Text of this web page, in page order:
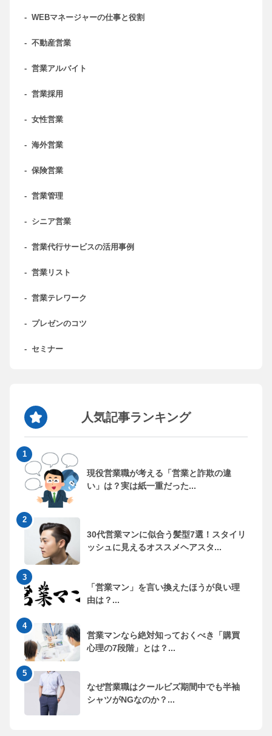
- WEBマネージャーの仕事と役割
- 不動産営業
- 営業アルバイト
- 営業採用
- 女性営業
- 海外営業
- 保険営業
- 営業管理
- シニア営業
- 営業代行サービスの活用事例
- 営業リスト
- 営業テレワーク
- プレゼンのコツ
- セミナー
人気記事ランキング
現役営業職が考える「営業と詐欺の違
い」は？実は紙一重だった...
30代営業マンに似合う髪型7選！スタイリ
ッシュに見えるオススメヘアスタ...
「営業マン」を言い換えたほうが良い理
由は？...
営業マンなら絶対知っておくべき「購買
心理の7段階」とは？...
なぜ営業職はクールビズ期間中でも半袖
シャツがNGなのか？...